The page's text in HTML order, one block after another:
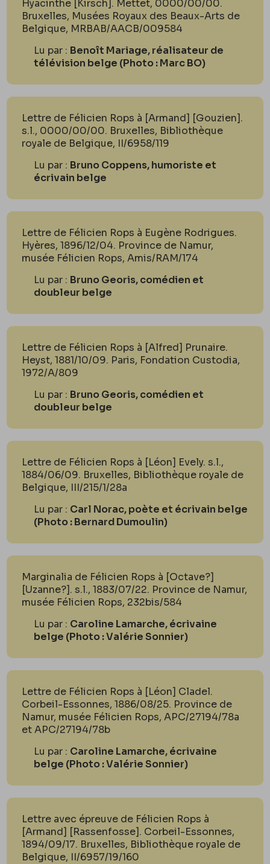
Hyacinthe [Kirsch]. Mettet, 0000/00/00.
Bruxelles, Musées Royaux des Beaux-Arts de
Belgique, MRBAB/AACB/009584
Lu par : Benoît Mariage, réalisateur de
télévision belge (Photo : Marc BO)
Lettre de Félicien Rops à [Armand] [Gouzien].
s.l., 0000/00/00. Bruxelles, Bibliothèque
royale de Belgique, II/6958/119
Lu par : Bruno Coppens, humoriste et
écrivain belge
Lettre de Félicien Rops à Eugène Rodrigues.
Hyères, 1896/12/04. Province de Namur,
musée Félicien Rops, Amis/RAM/174
Lu par : Bruno Georis, comédien et
doubleur belge
Lettre de Félicien Rops à [Alfred] Prunaire.
Heyst, 1881/10/09. Paris, Fondation Custodia,
1972/A/809
Lu par : Bruno Georis, comédien et
doubleur belge
Lettre de Félicien Rops à [Léon] Evely. s.l.,
1884/06/09. Bruxelles, Bibliothèque royale de
Belgique, III/215/1/28a
Lu par : Carl Norac, poète et écrivain belge
(Photo : Bernard Dumoulin)
Marginalia de Félicien Rops à [Octave?]
[Uzanne?]. s.l., 1883/07/22. Province de Namur,
musée Félicien Rops, 232bis/584
Lu par : Caroline Lamarche, écrivaine
belge (Photo : Valérie Sonnier)
Lettre de Félicien Rops à [Léon] Cladel.
Corbeil-Essonnes, 1886/08/25. Province de
Namur, musée Félicien Rops, APC/27194/78a
et APC/27194/78b
Lu par : Caroline Lamarche, écrivaine
belge (Photo : Valérie Sonnier)
Lettre avec épreuve de Félicien Rops à
[Armand] [Rassenfosse]. Corbeil-Essonnes,
1894/09/17. Bruxelles, Bibliothèque royale de
Belgique, II/6957/19/160